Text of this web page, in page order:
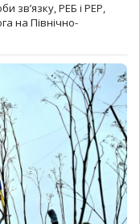
зв’язку, РЕБ і РЕР,
на Північно-